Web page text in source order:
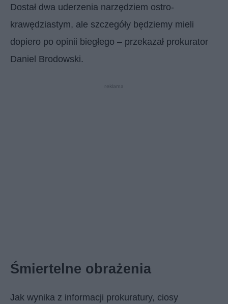
Dostał dwa uderzenia narzędziem ostro-
krawędziastym, ale szczegóły będziemy mieli
dopiero po opinii biegłego – przekazał prokurator
Daniel Brodowski.
reklama
Śmiertelne obrażenia
Jak wynika z informacji prokuratury, ciosy